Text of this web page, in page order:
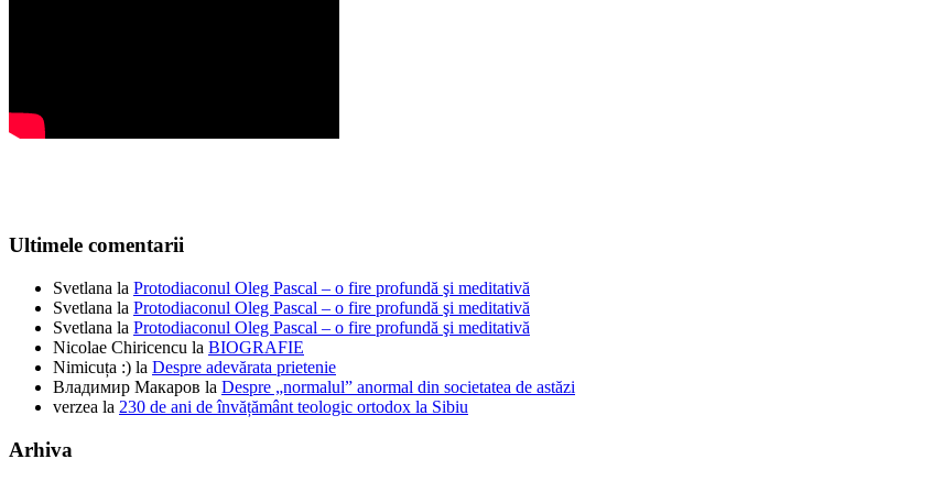
Ultimele comentarii
Svetlana la Protodiaconul Oleg Pascal – o fire profundă şi meditativă
Svetlana la Protodiaconul Oleg Pascal – o fire profundă şi meditativă
Svetlana la Protodiaconul Oleg Pascal – o fire profundă şi meditativă
Nicolae Chiricencu la BIOGRAFIE
Nimicuța :) la Despre adevărata prietenie
Владимир Макаров la Despre „normalul” anormal din societatea de astăzi
verzea la 230 de ani de învățământ teologic ortodox la Sibiu
Arhiva